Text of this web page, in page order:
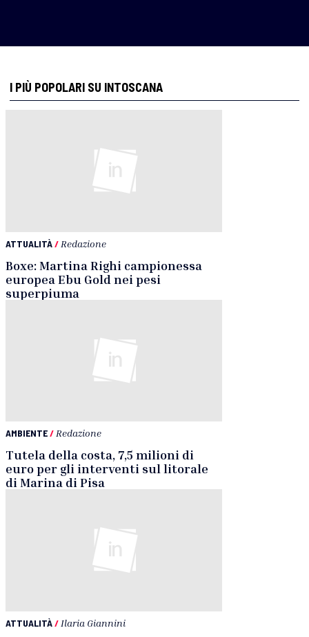
I PIÙ POPOLARI SU INTOSCANA
ATTUALITÀ/ Redazione
Boxe: Martina Righi campionessa
europea Ebu Gold nei pesi
superpiuma
AMBIENTE/ Redazione
Tutela della costa, 7,5 milioni di
euro per gli interventi sul litorale
di Marina di Pisa
ATTUALITÀ/ Ilaria Giannini